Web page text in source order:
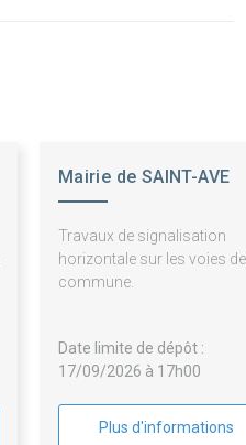
Mairie de SAINT-AVE
Travaux de signalisation
horizontale sur les voies
commune.
Date limite de dépôt :
17/09/2026 à 17h00
Plus d'informations